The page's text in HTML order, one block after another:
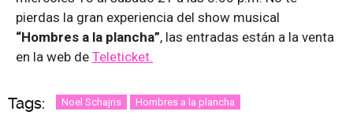
pierdas la gran experiencia del show musical
“Hombres a la plancha”, las entradas están a la venta
en la web de Teleticket.
Tags: Noel Schajris Hombres a la plancha